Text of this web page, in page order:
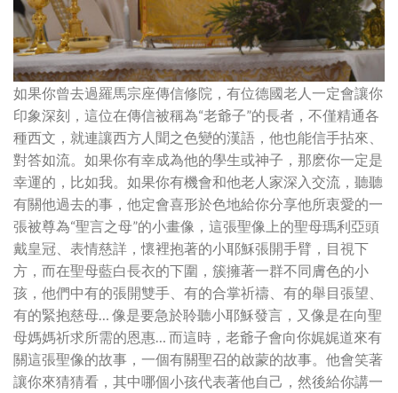
如果你曾去過羅馬宗座傳信修院，有位德國老人一定會讓你
印象深刻，這位在傳信被稱為“老爺子”的長者，不僅精通各
種西文，就連讓西方人聞之色變的漢語，他也能信手拈來、
對答如流。如果你有幸成為他的學生或神子，那麽你一定是
幸運的，比如我。如果你有機會和他老人家深入交流，聽聽
有關他過去的事，他定會喜形於色地給你分享他所衷愛的一
張被尊為“聖言之母”的小畫像，這張聖像上的聖母瑪利亞頭
戴皇冠、表情慈詳，懷裡抱著的小耶穌張開手臂，目視下
方，而在聖母藍白長衣的下圍，簇擁著一群不同膚色的小
孩，他們中有的張開雙手、有的合掌祈禱、有的舉目張望、
有的緊抱慈母… 像是要急於聆聽小耶穌發言，又像是在向聖
母媽媽祈求所需的恩惠… 而這時，老爺子會向你娓娓道來有
關這張聖像的故事，一個有關聖召的啟蒙的故事。他會笑著
讓你來猜猜看，其中哪個小孩代表著他自己，然後給你講一